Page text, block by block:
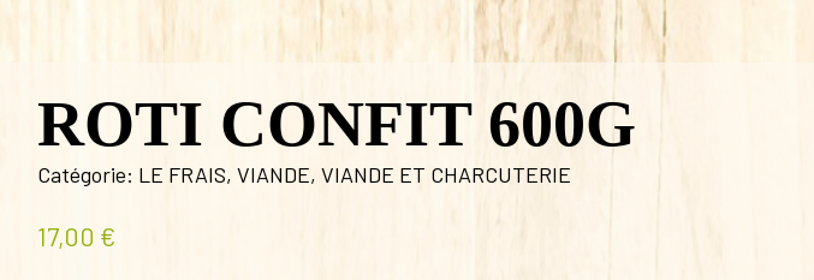
ROTI CONFIT 600G
Catégorie: LE FRAIS,VIANDE,VIANDE ET CHARCUTERIE
17,00 €